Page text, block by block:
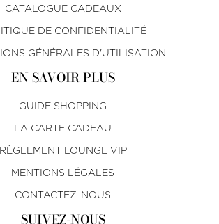
CATALOGUE CADEAUX
DE CONFIDENTIALITÉ
GÉNÉRALES D'UTILISATION
EN SAVOIR PLUS
GUIDE SHOPPING
LA CARTE CADEAU
RÈGLEMENT LOUNGE VIP
MENTIONS LÉGALES
CONTACTEZ-NOUS
SUIVEZ-NOUS